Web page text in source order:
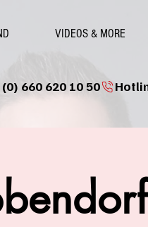
VIDEOS & MORE